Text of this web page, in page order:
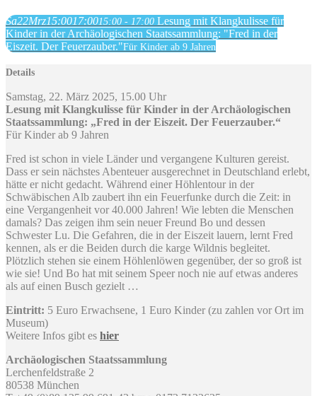
Sa22Mrz15:0017:0015:00 - 17:00 Lesung mit Klangkulisse für
Kinder in der Archäologischen Staatssammlung: "Fred in der
Eiszeit. Der Feuerzauber."Für Kinder ab 9 Jahren
Details
Samstag, 22. März 2025, 15.00 Uhr
Lesung mit Klangkulisse für Kinder in der Archäologischen
Staatssammlung: „Fred in der Eiszeit. Der Feuerzauber.“
Für Kinder ab 9 Jahren
Fred ist schon in viele Länder und vergangene Kulturen gereist.
Dass er sein nächstes Abenteuer ausgerechnet in Deutschland erlebt,
hätte er nicht gedacht. Während einer Höhlentour in der
Schwäbischen Alb zaubert ihn ein Feuerfunke durch die Zeit: in
eine Vergangenheit vor 40.000 Jahren! Wie lebten die Menschen
damals? Das zeigen ihm sein neuer Freund Bo und dessen
Schwester Lu. Die Gefahren, die in der Eiszeit lauern, lernt Fred
kennen, als er die Beiden durch die karge Wildnis begleitet.
Plötzlich stehen sie einem Höhlenlöwen gegenüber, der so groß ist
wie sie! Und Bo hat mit seinem Speer noch nie auf etwas anderes
als auf einen Busch gezielt …
Eintritt: 5 Euro Erwachsene, 1 Euro Kinder (zu zahlen vor Ort im
Museum)
Weitere Infos gibt es hier
Archäologischen Staatssammlung
Lerchenfeldstraße 2
80538 München